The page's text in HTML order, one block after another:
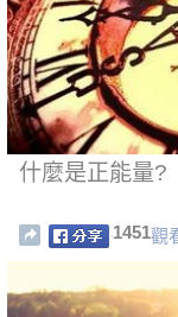
什麼是正能量?
1451觀